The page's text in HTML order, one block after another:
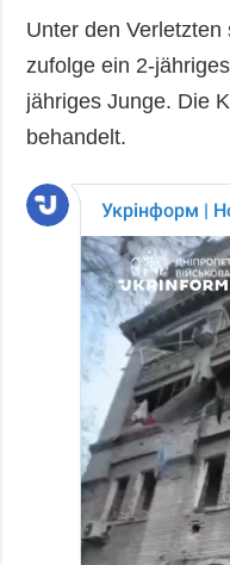
Veröffentlichungen
Interview
Fotos
Video
Unter den
zufolge ein 2-
jähriges Junge. Die
behandelt.